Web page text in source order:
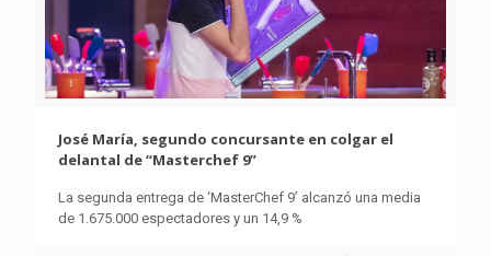
José María, segundo concursante en colgar el
delantal de “Masterchef 9”
La segunda entrega de ‘MasterChef 9’ alcanzó una media
de 1.675.000 espectadores y un 14,9 %